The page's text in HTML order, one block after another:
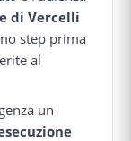
di Vercelli
step prima
al
un